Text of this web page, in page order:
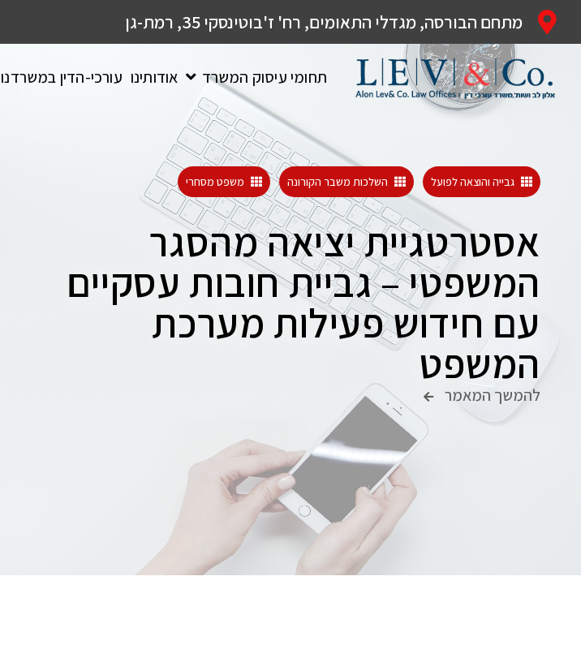
מתחם הבורסה, מגדלי התאומים, רח' ז'בוטינסקי 35, רמת-גן
תחומי עיסוק המשרד אודותינו עורכי-הדין במשרדנו
גבייה והוצאה לפועל השלכות משבר הקורונה משפט מסחרי
אסטרטגיית יציאה מהסגר
המשפטי – גביית חובות עסקיים
עם חידוש פעילות מערכת
המשפט
להמשך המאמר